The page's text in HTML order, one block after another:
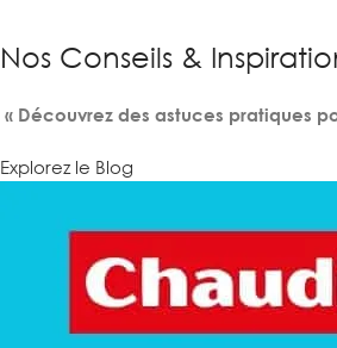
Nos Conseils &
« Découvrez des astuces pratiques
Explorez le Blog